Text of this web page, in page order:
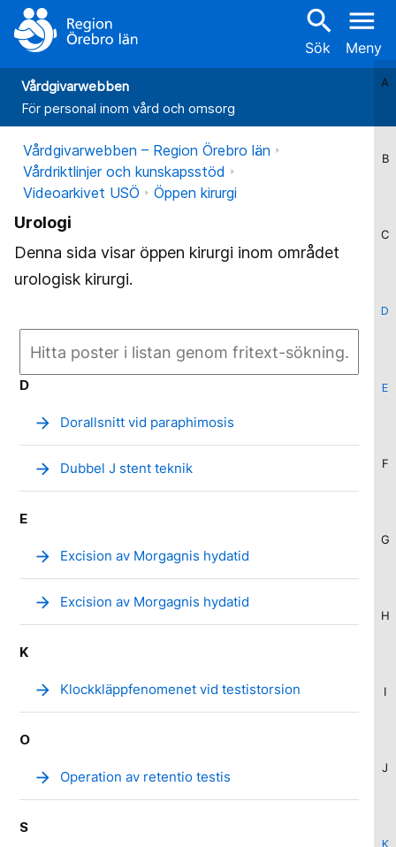
search
Sök
menu
Meny
Vårdgivarwebben
För personal inom vård och omsorg
Vårdgivarwebben – Region Örebro län
Vårdriktlinjer och kunskapsstöd
Videoarkivet USÖ
Öppen kirurgi
Urologi
Denna sida visar öppen kirurgi inom området
urologisk kirurgi.
A
B
C
D
E
F
G
H
I
J
K
D
arrow_forward Dorallsnitt vid paraphimosis
arrow_forward Dubbel J stent teknik
E
arrow_forward Excision av Morgagnis hydatid
arrow_forward Excision av Morgagnis hydatid
K
arrow_forward Klockkläppfenomenet vid testistorsion
O
arrow_forward Operation av retentio testis
S